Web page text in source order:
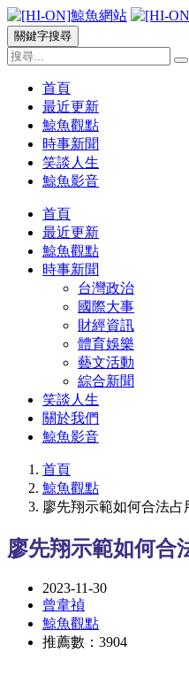
關鍵字搜尋
首頁
最近更新
鯨魚觀點
時事新聞
笑談人生
鯨魚影音
首頁
最近更新
鯨魚觀點
時事新聞
台灣政治
國際大事
財經資訊
體育娛樂
藝文活動
綜合新聞
笑談人生
關於我們
鯨魚影音
首頁
鯨魚觀點
廖先翔示範如何合法占
廖先翔示範如何合
2023-11-30
曾韋禎
鯨魚觀點
推薦數：3904